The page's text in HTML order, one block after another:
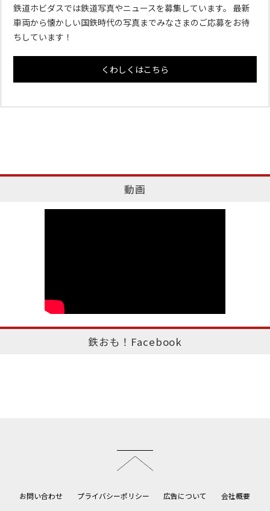
鉄道ホビダスでは鉄道写真やニュースを募集しています。 最新
車両から懐かしい国鉄時代の写真までみなさまのご応募をお待
ちしています！
くわしくはこちら
動画
鉄おも！Facebook
お問い合わせ プライバシーポリシー 広告について 会社概要